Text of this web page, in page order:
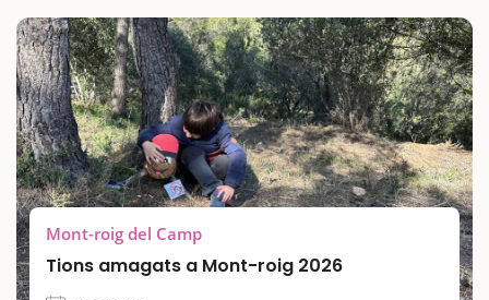
Mont-roig del Camp
Tions amagats a Mont-roig 2026